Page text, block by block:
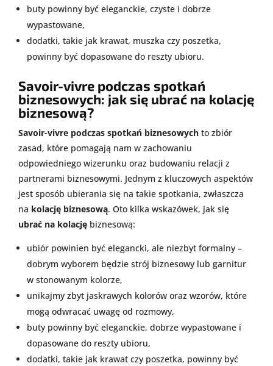
buty powinny być eleganckie, czyste i dobrze
wypastowane,
dodatki, takie jak krawat, muszka czy poszetka,
powinny być dopasowane do reszty ubioru.
Savoir-vivre podczas spotkań
biznesowych: jak się ubrać na kolację
biznesową?
Savoir-vivre podczas spotkań biznesowych to zbiór
zasad, które pomagają nam w zachowaniu
odpowiedniego wizerunku oraz budowaniu relacji z
partnerami biznesowymi. Jednym z kluczowych aspektów
jest sposób ubierania się na takie spotkania, zwłaszcza
na kolację biznesową. Oto kilka wskazówek, jak się
ubrać na kolację biznesową:
ubiór powinien być elegancki, ale niezbyt formalny –
dobrym wyborem będzie strój biznesowy lub garnitur
w stonowanym kolorze,
unikajmy zbyt jaskrawych kolorów oraz wzorów, które
mogą odwracać uwagę od rozmowy,
buty powinny być eleganckie, dobrze wypastowane i
dopasowane do reszty ubioru,
dodatki, takie jak krawat czy poszetka, powinny być